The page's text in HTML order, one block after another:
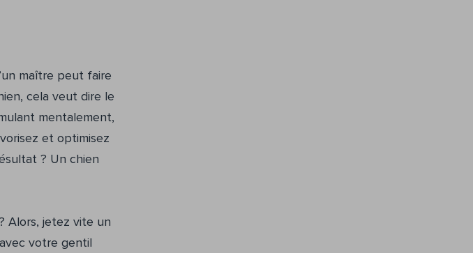
maître peut faire
cela veut dire le
mentalement,
et optimisez
? Un chien
Alors, jetez vite un
votre gentil